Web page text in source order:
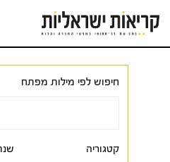
לתוכן
חיפוש לפי מילות מפתח
קטגוריה